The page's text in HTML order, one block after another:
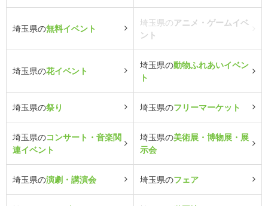
埼玉県の無料イベント
埼玉県のアニメ・ゲームイベ
ント
埼玉県の花イベント
埼玉県の動物ふれあいイベン
ト
埼玉県の祭り 埼玉県のフリーマーケット
埼玉県のコンサート・音楽関
連イベント
埼玉県の美術展・博物展・展
示会
埼玉県の演劇・講演会 埼玉県のフェア